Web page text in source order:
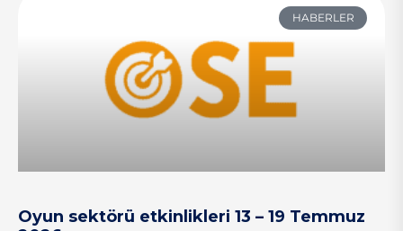
HABERLER
Oyun sektörü etkinlikleri 13 – 19 Temmuz